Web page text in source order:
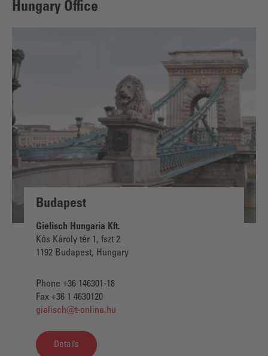
Hungary Office
Budapest
Gielisch Hungaria Kft.
Kós Károly tér 1, fszt 2
1192 Budapest, Hungary
Phone +36 146301-18
Fax +36 1 4630120
gielisch@t-online.hu
Details